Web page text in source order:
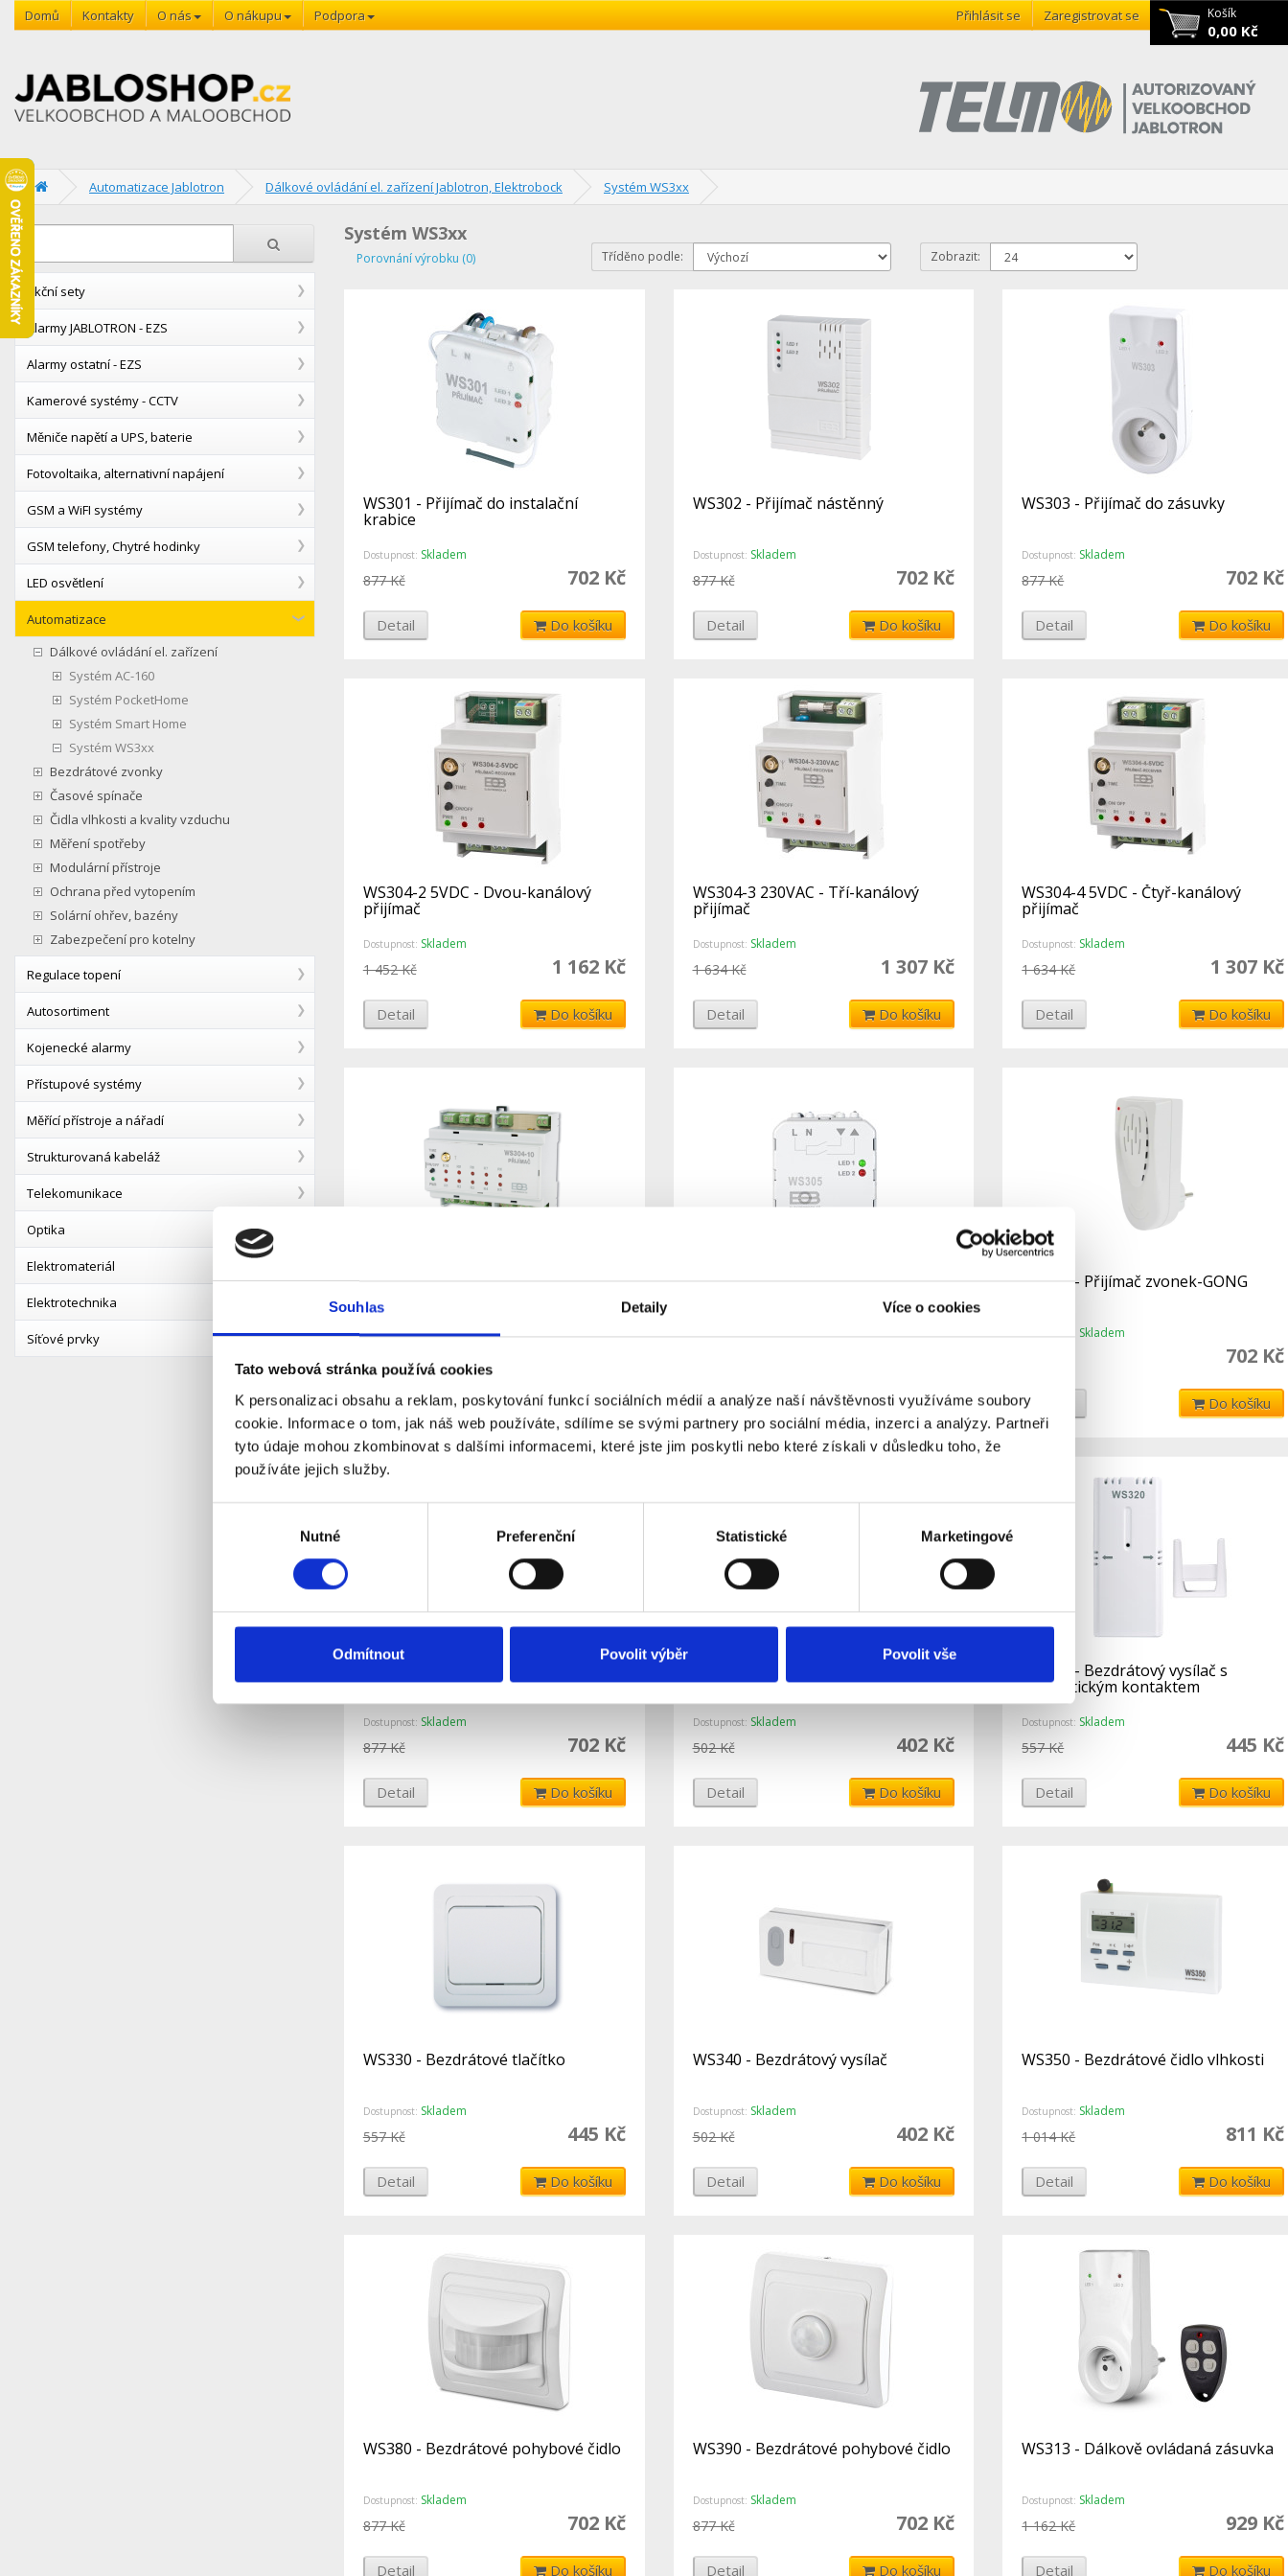
Souhlas Detaily Více o cookies
Tato webová stránka používá cookies
K personalizaci obsahu a reklam, poskytování funkcí sociálních médií a analýze naší návštěvnosti využíváme soubory
cookie. Informace o tom, jak náš web používáte, sdílíme se svými partnery pro sociální média, inzerci a analýzy. Partneři
tyto údaje mohou zkombinovat s dalšími informacemi, které jste jim poskytli nebo které získali v důsledku toho, že
používáte jejich služby.
Nutné Preferenční Statistické Marketingové
Odmítnout Povolit výběr Povolit vše
Košík
0,00 Kč
Domů Kontakty O nás O nákupu Podpora Přihlásit se Zaregistrovat se
Automatizace Jablotron Dálkové ovládání el. zařízení Jablotron, Elektrobock Systém WS3xx
Akční sety
Alarmy JABLOTRON - EZS
Alarmy ostatní - EZS
Kamerové systémy - CCTV
Měniče napětí a UPS, baterie
Fotovoltaika, alternativní napájení
GSM a WiFI systémy
GSM telefony, Chytré hodinky
LED osvětlení
Automatizace
Dálkové ovládání el. zařízení
Systém AC-160
Systém PocketHome
Systém Smart Home
Systém WS3xx
Bezdrátové zvonky
Časové spínače
Čidla vlhkosti a kvality vzduchu
Měření spotřeby
Modulární přístroje
Ochrana před vytopením
Solární ohřev, bazény
Zabezpečení pro kotelny
Regulace topení
Autosortiment
Kojenecké alarmy
Přístupové systémy
Měřící přístroje a nářadí
Strukturovaná kabeláž
Telekomunikace
Optika
Elektromateriál
Elektrotechnika
Síťové prvky
Systém WS3xx
Porovnání výrobku (0) Tříděno podle: Zobrazit:
WS301 - Přijímač do instalační
krabice
Dostupnost: Skladem
702 Kč
877 Kč
Detail Do košíku
WS302 - Přijímač nástěnný
Dostupnost: Skladem
702 Kč
877 Kč
Detail Do košíku
WS303 - Přijímač do zásuvky
Dostupnost: Skladem
702 Kč
877 Kč
Detail Do košíku
WS304-2 5VDC - Dvou-kanálový
přijímač
Dostupnost: Skladem
1 162 Kč
1 452 Kč
Detail Do košíku
WS304-3 230VAC - Tří-kanálový
přijímač
Dostupnost: Skladem
1 307 Kč
1 634 Kč
Detail Do košíku
WS304-4 5VDC - Čtyř-kanálový
přijímač
Dostupnost: Skladem
1 307 Kč
1 634 Kč
Detail Do košíku
WS304-10 - 10-ti kanálový přijímač
Dostupnost:Skladem
3 388 Kč
Detail Do košíku
WS305 - Přijímač pro žaluzie a brány
Dostupnost:Skladem
Detail Do košíku
WS306 - Přijímač zvonek-GONG
Dostupnost: Skladem
702 Kč
Do košíku
Dostupnost: Skladem
702 Kč
877 Kč
Detail Do košíku
Dostupnost: Skladem
402 Kč
502 Kč
Detail Do košíku
WS320 - Bezdrátový vysílač s
magnetickým kontaktem
Dostupnost: Skladem
445 Kč
557 Kč
Detail Do košíku
WS330 - Bezdrátové tlačítko
Dostupnost: Skladem
445 Kč
557 Kč
Detail Do košíku
WS340 - Bezdrátový vysílač
Dostupnost: Skladem
402 Kč
502 Kč
Detail Do košíku
WS350 - Bezdrátové čidlo vlhkosti
Dostupnost: Skladem
811 Kč
1 014 Kč
Detail Do košíku
WS380 - Bezdrátové pohybové čidlo
Dostupnost: Skladem
702 Kč
877 Kč
Detail Do košíku
WS390 - Bezdrátové pohybové čidlo
Dostupnost: Skladem
702 Kč
877 Kč
Detail Do košíku
WS313 - Dálkově ovládaná zásuvka
Dostupnost: Skladem
929 Kč
1 162 Kč
Detail Do košíku